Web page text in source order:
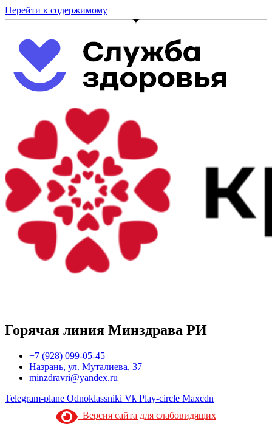
Перейти к содержимому
Горячая линия Минздрава РИ
+7 (928) 099-05-45
Назрань, ул. Муталиева, 37
minzdravri@yandex.ru
Telegram-plane Odnoklassniki Vk Play-circle Maxcdn
Версия сайта для слабовидящих